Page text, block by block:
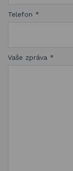
Telefon *
Vaše zpráva *